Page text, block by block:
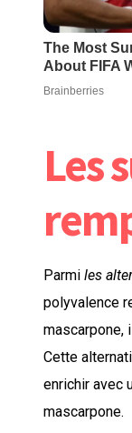
Les
Parmi les
polyvalence
mascarpone,
Cette
enrichir avec
mascarpone.